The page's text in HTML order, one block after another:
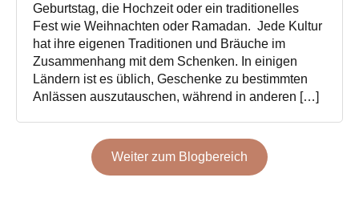
Geburtstag, die Hochzeit oder ein traditionelles
Fest wie Weihnachten oder Ramadan. Jede Kultur
hat ihre eigenen Traditionen und Bräuche im
Zusammenhang mit dem Schenken. In einigen
Ländern ist es üblich, Geschenke zu bestimmten
Anlässen auszutauschen, während in anderen […]
Weiter zum Blogbereich